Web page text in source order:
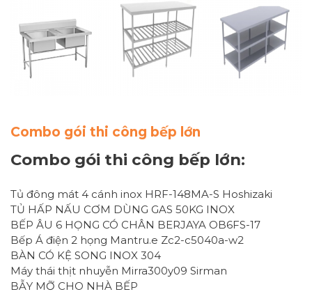
Combo gói thi công bếp lớn
Combo gói thi công bếp lớn:
Tủ đông mát 4 cánh inox HRF-148MA-S Hoshizaki
TỦ HẤP NẤU CƠM DÙNG GAS 50KG INOX
BẾP ÂU 6 HỌNG CÓ CHÂN BERJAYA OB6FS-17
Bếp Á điện 2 họng Mantru.e Zc2-c5040a-w2
BÀN CÓ KỆ SONG INOX 304
Máy thái thịt nhuyễn Mirra300y09 Sirman
BẪY MỠ CHO NHÀ BẾP